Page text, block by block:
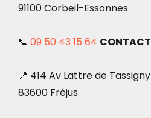
91100 Corbeil-Essonnes
📞 09 50 43 15 64 CONTACT
📍 414 Av Lattre de Tassigny
83600 Fréjus